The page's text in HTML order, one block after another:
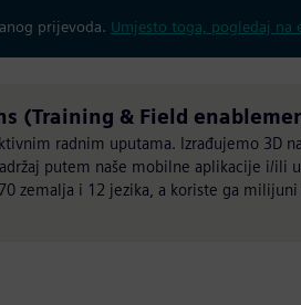
prijevoda. Umjesto toga, pogledaj na
(Training & Field
radnim uputama. Izrađujemo 3D
putem naše mobilne aplikacije i/
zemalja i 12 jezika, a koriste ga